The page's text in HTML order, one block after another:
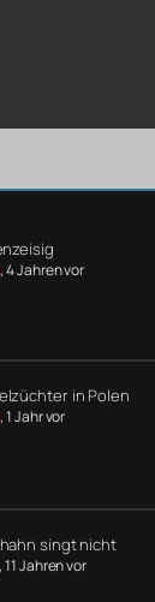
, 4 Jahren vor
in Polen
, 1 Jahr vor
singt nicht
, 11 Jahren vor